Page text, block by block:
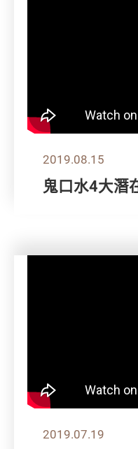
2019.08.15
鬼口水4大潛
2019.07.19